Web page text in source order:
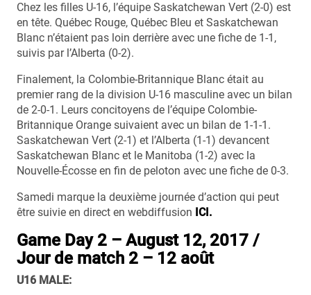
Chez les filles U-16, l’équipe Saskatchewan Vert (2-0) est
en tête. Québec Rouge, Québec Bleu et Saskatchewan
Blanc n’étaient pas loin derrière avec une fiche de 1-1,
suivis par l’Alberta (0-2).
Finalement, la Colombie-Britannique Blanc était au
premier rang de la division U-16 masculine avec un bilan
de 2-0-1. Leurs concitoyens de l’équipe Colombie-
Britannique Orange suivaient avec un bilan de 1-1-1.
Saskatchewan Vert (2-1) et l’Alberta (1-1) devancent
Saskatchewan Blanc et le Manitoba (1-2) avec la
Nouvelle-Écosse en fin de peloton avec une fiche de 0-3.
Samedi marque la deuxième journée d’action qui peut
être suivie en direct en webdiffusion ICI.
Game Day 2 – August 12, 2017 /
Jour de match 2 – 12 août
U16 MALE: